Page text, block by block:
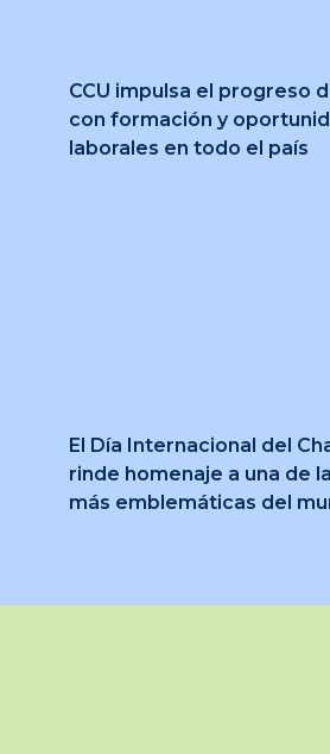
CCU impulsa el progreso
con formación y
laborales en todo el país
El Día Internacional del
rinde homenaje a una de
más emblemáticas del